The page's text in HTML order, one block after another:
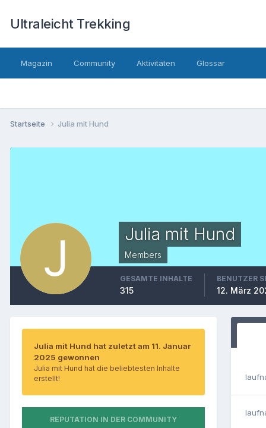
Ultraleicht Trekking
Magazin Community Aktivitäten Glossar
Startseite Julia mit Hund
Julia mit Hund
Members
GESAMTE INHALTE
315
BENUTZER
12. März
Julia mit Hund hat zuletzt am 11. Januar
2025 gewonnen
Julia mit Hund hat die beliebtesten Inhalte
erstellt!
REPUTATION IN DER COMMUNITY